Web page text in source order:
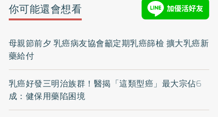
你可能還會想看
母親節前夕 乳癌病友協會籲定期乳癌篩檢 擴大乳癌新
藥給付
乳癌好發三明治族群！醫揭「這類型癌」最大宗佔6
成：健保用藥陷困境